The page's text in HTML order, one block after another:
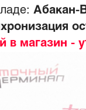
Абакан-
в магазин -